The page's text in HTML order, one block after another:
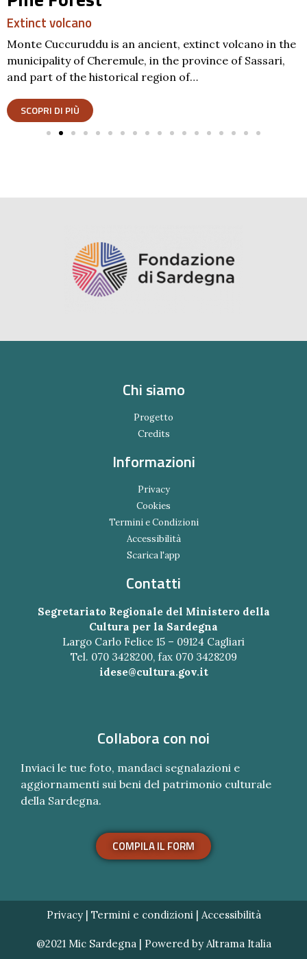
Extinct volcano
Monte Cuccuruddu is an ancient, extinct volcano in the
municipality of Cheremule, in the province of Sassari,
and part of the historical region of…
SCOPRI DI PIÙ
Chi siamo
Progetto
Credits
Informazioni
Privacy
Cookies
Termini e Condizioni
Accessibilità
Scarica l'app
Contatti
Segretariato Regionale del Ministero della
Cultura per la Sardegna
Largo Carlo Felice 15 – 09124 Cagliari
Tel. 070 3428200, fax 070 3428209
idese@cultura.gov.it
Collabora con noi
Inviaci le tue foto, mandaci segnalazioni e
aggiornamenti sui beni del patrimonio culturale
della Sardegna.
COMPILA IL FORM
Privacy| Termini e condizioni| Accessibilità
@2021 Mic Sardegna | Powered by Altrama Italia